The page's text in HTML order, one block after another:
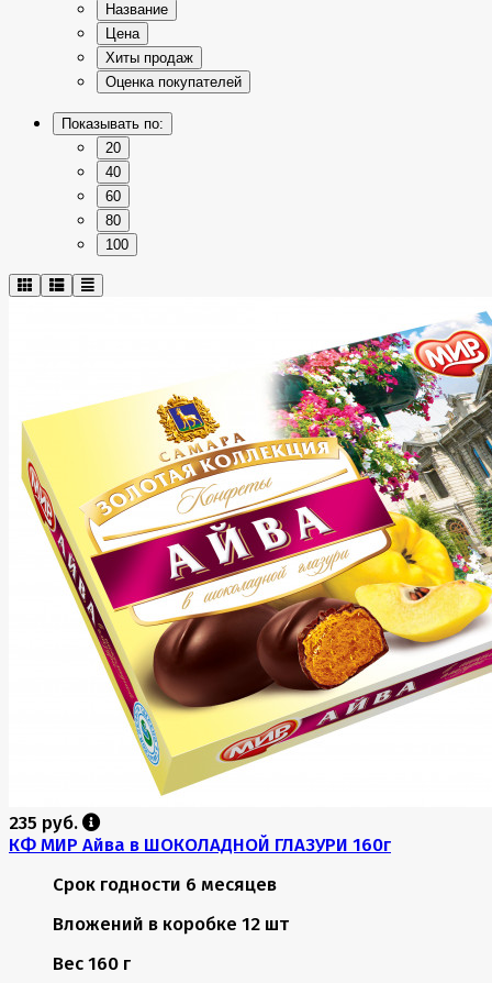
Название
Цена
Хиты продаж
Оценка покупателей
Показывать по:
20
40
60
80
100
235 руб.
КФ МИР Айва в ШОКОЛАДНОЙ ГЛАЗУРИ 160г
Срок годности 6 месяцев
Вложений в коробке 12 шт
Вес 160 г